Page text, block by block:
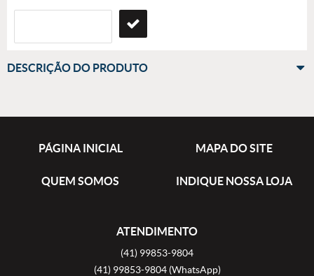
DESCRIÇÃO DO PRODUTO
PÁGINA INICIAL MAPA DO SITE
QUEM SOMOS INDIQUE NOSSA LOJA
ATENDIMENTO
(41) 99853-9804
(41)99853-9804 (WhatsApp)